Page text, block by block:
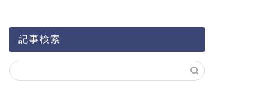
記事検索